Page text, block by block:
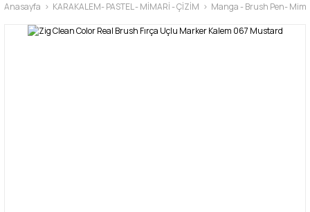
Anasayfa KARAKALEM- PASTEL - MİMARİ - ÇİZİM Manga - Brush Pen-